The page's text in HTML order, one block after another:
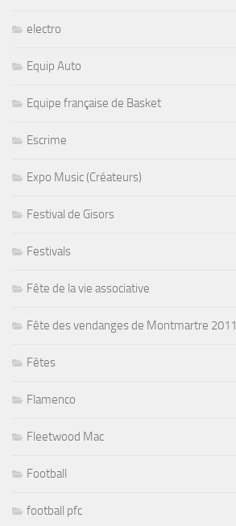
electro
Equip Auto
Equipe française de Basket
Escrime
Expo Music (Créateurs)
Festival de Gisors
Festivals
Fête de la vie associative
Fête des vendanges de Montmartre 2011
Fêtes
Flamenco
Fleetwood Mac
Football
football pfc